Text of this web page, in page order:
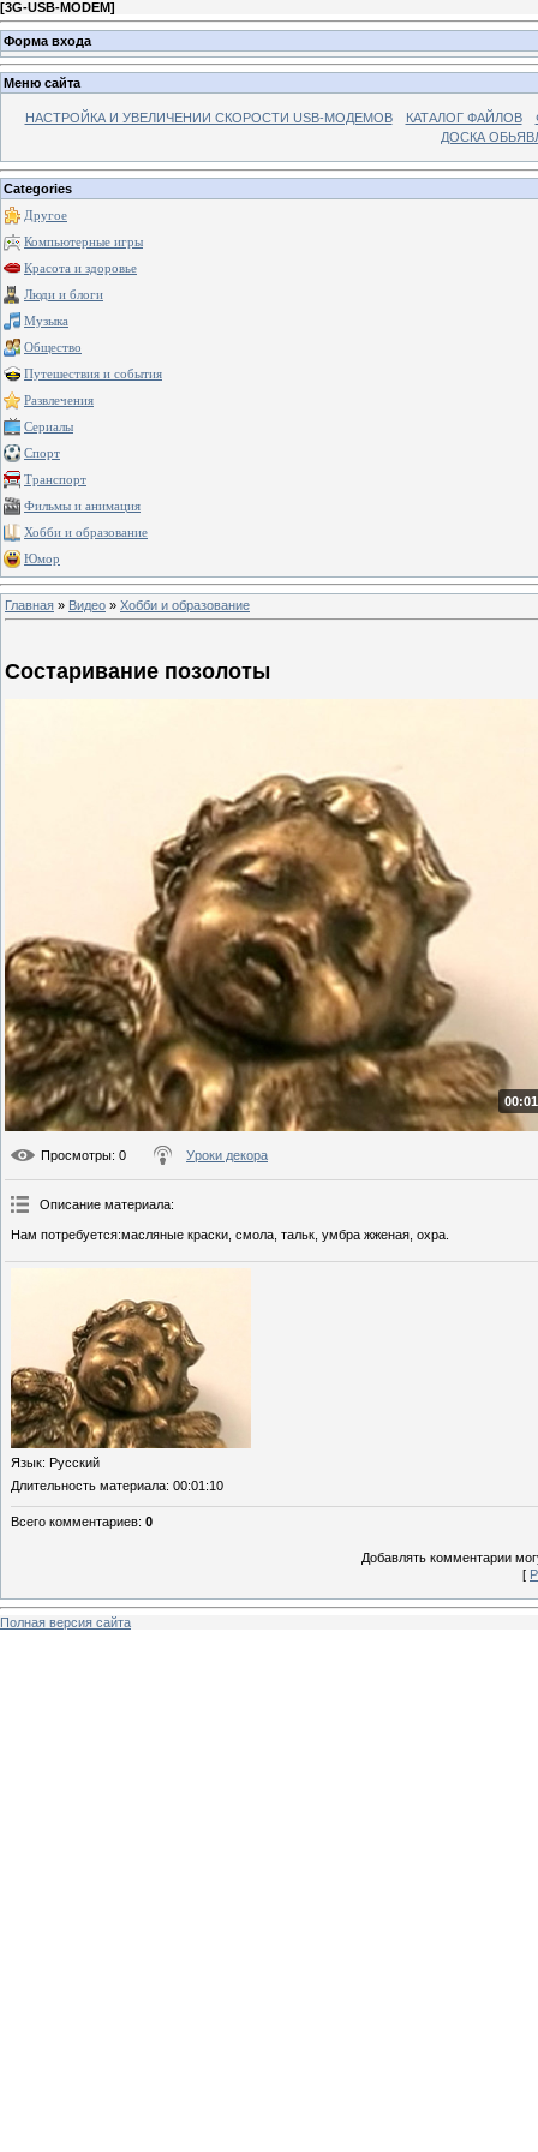
[3G-USB-MODEM]
Форма входа
Меню сайта
НАСТРОЙКА И УВЕЛИЧЕНИИ СКОРОСТИ USB-МОДЕМОВ КАТАЛОГ ФАЙЛОВ
ДОСКА
Categories
Другое
Компьютерные игры
Красота и здоровье
Люди и блоги
Музыка
Общество
Путешествия и события
Развлечения
Сериалы
Спорт
Транспорт
Фильмы и анимация
Хобби и образование
Юмор
Главная » Видео » Хобби и образование
Состаривание позолоты
Просмотры: 0 Уроки декора
Описание материала:
Нам потребуется:масляные краски, смола, тальк, умбра жженая, охра.
Язык: Русский
Длительность материала: 00:01:10
Всего комментариев: 0
Добавлять комментарии
[
Полная версия сайта